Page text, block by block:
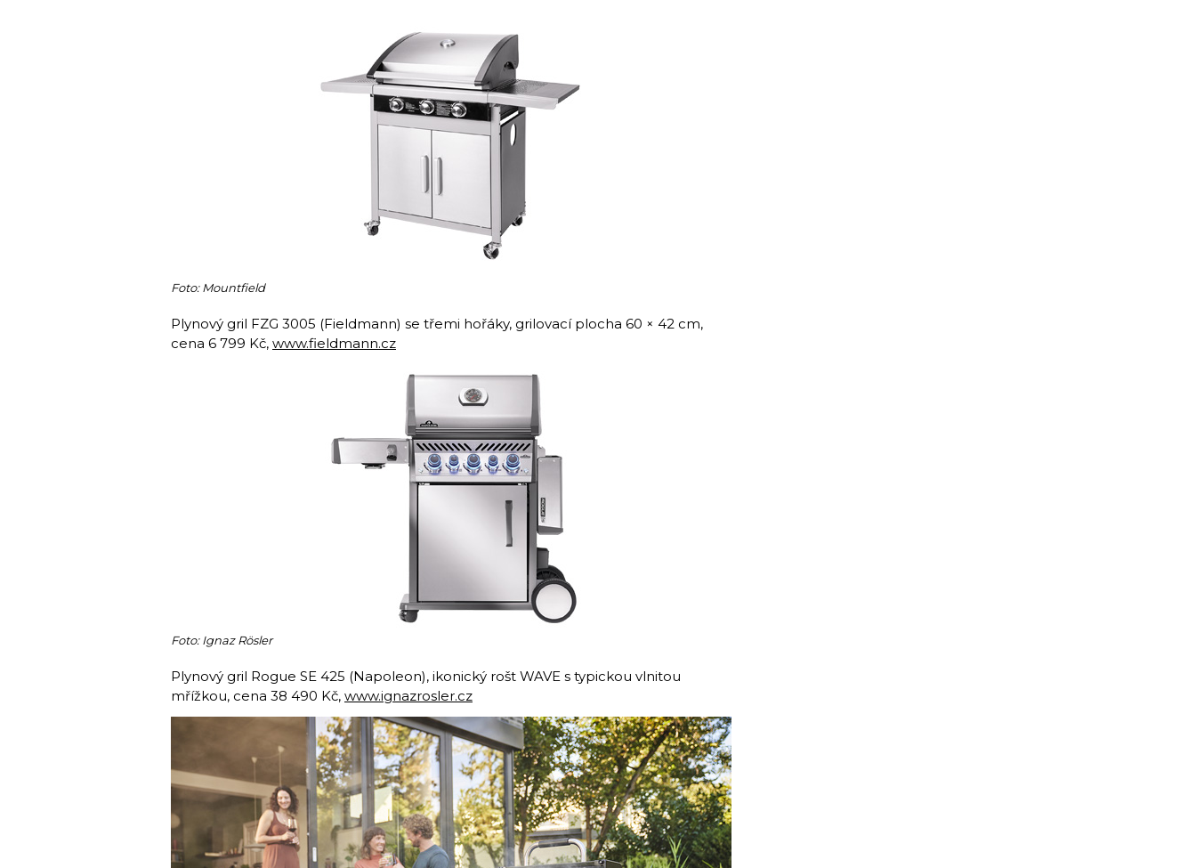
Foto: Mountfield
Plynový gril FZG 3005 (Fieldmann) se třemi hořáky, grilovací plocha 60 × 42 cm,
cena 6 799 Kč, www.fieldmann.cz
Foto: Ignaz Rösler
Plynový gril Rogue SE 425 (Napoleon), ikonický rošt WAVE s typickou vlnitou
mřížkou, cena 38 490 Kč, www.ignazrosler.cz